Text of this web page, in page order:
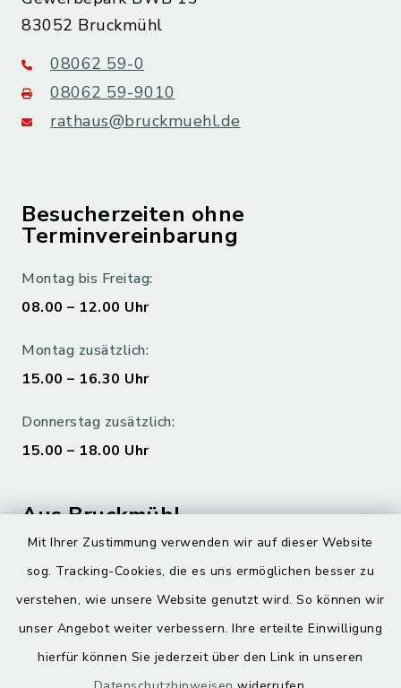
Mit Ihrer Zustimmung verwenden wir auf dieser Website
sog. Tracking-Cookies, die es uns ermöglichen besser zu
verstehen, wie unsere Website genutzt wird. So können wir
unser Angebot weiter verbessern. Ihre erteilte Einwilligung
hierfür können Sie jederzeit über den Link in unseren
83052 Bruckmühl
08062 59-0
08062 59-9010
rathaus@bruckmuehl.de
Besucherzeiten ohne
Terminvereinbarung
Montag bis Freitag:
08.00 – 12.00 Uhr
Montag zusätzlich:
15.00 – 16.30 Uhr
Donnerstag zusätzlich:
15.00 – 18.00 Uhr
Aus Bruckmühl
Digitaler Ortsplan